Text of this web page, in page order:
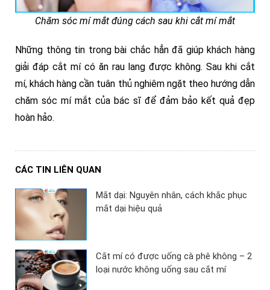
Chăm sóc mí mắt đúng cách sau khi cắt mí mắt
Những thông tin trong bài chắc hẳn đã giúp khách hàng
giải đáp cắt mí có ăn rau lang được không. Sau khi cắt
mí, khách hàng cần tuân thủ nghiêm ngặt theo hướng dẫn
chăm sóc mí mắt của bác sĩ để đảm bảo kết quả đẹp
hoàn hảo.
CÁC TIN LIÊN QUAN
Mắt dại: Nguyên nhân, cách khắc phục
mắt dại hiệu quả
Cắt mí có được uống cà phê không – 2
loại nước không uống sau cắt mí